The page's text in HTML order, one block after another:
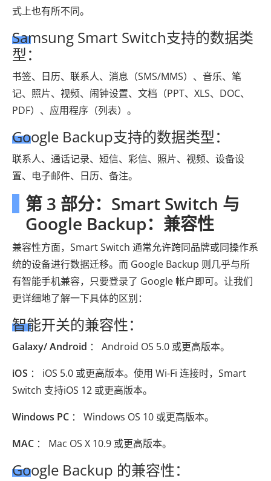
式上也有所不同。
Samsung Smart Switch支持的数据类
型：
书签、日历、联系人、消息（SMS/MMS）、音乐、笔
记、照片、视频、闹钟设置、文档（PPT、XLS、DOC、
PDF）、应用程序（列表）。
Google Backup支持的数据类型：
联系人、通话记录、短信、彩信、照片、视频、设备设
置、电子邮件、日历、备注。
第 3 部分：Smart Switch 与
Google Backup：兼容性
兼容性方面，Smart Switch 通常允许跨同品牌或同操作系
统的设备进行数据迁移。而 Google Backup 则几乎与所
有智能手机兼容，只要登录了 Google 帐户即可。让我们
更详细地了解一下具体的区别：
智能开关的兼容性：
Galaxy/ Android ： Android OS 5.0 或更高版本。
iOS ： iOS 5.0 或更高版本。使用 Wi-Fi 连接时，Smart
Switch 支持iOS 12 或更高版本。
Windows PC ： Windows OS 10 或更高版本。
MAC ： Mac OS X 10.9 或更高版本。
Google Backup 的兼容性：